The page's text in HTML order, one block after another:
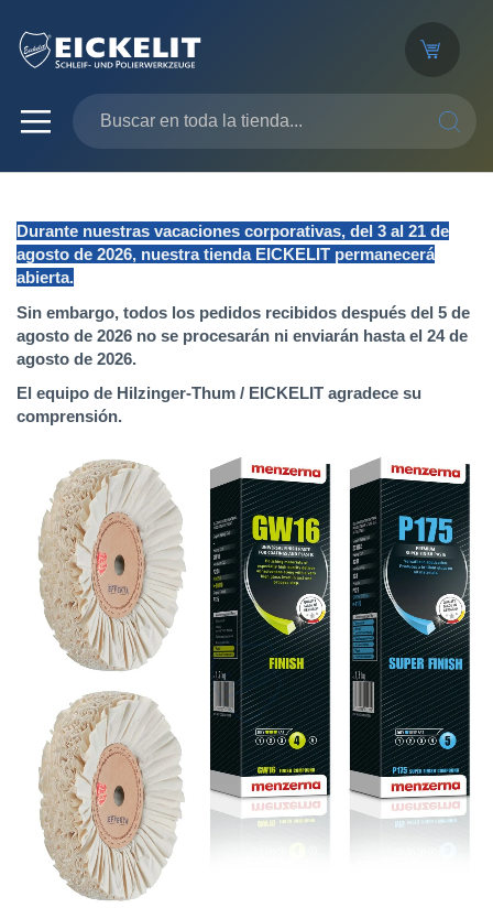
Durante nuestras vacaciones corporativas, del 3 al 21 de
agosto de 2026, nuestra tienda EICKELIT permanecerá
abierta.
Sin embargo, todos los pedidos recibidos después del 5 de
agosto de 2026 no se procesarán ni enviarán hasta el 24 de
agosto de 2026.
El equipo de Hilzinger-Thum / EICKELIT agradece su
comprensión.
galería
imágenes